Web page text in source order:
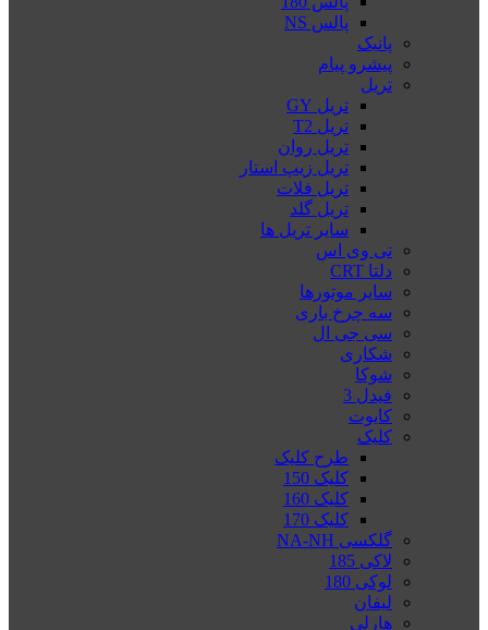
پالس NS
پانیک
پیشرو پیام
تریل
تریل GY
تریل T2
تریل روان
تریل زیپ استار
تریل فلات
تریل گلد
سایر تریل ها
تی وی اس
دلتا CRT
سایر موتورها
سه چرخ باری
سی جی ال
شکاری
شوکا
فیدل 3
کایوت
کلیک
طرح کلیک
کلیک 150
کلیک 160
کلیک 170
گلکسی NA-NH
لاکی 185
لوکی 180
لیفان
هارلی